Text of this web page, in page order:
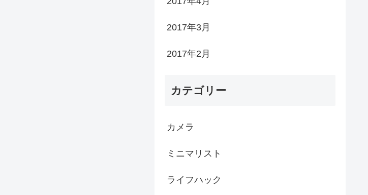
2017年3月
2017年2月
カテゴリー
カメラ
ミニマリスト
ライフハック